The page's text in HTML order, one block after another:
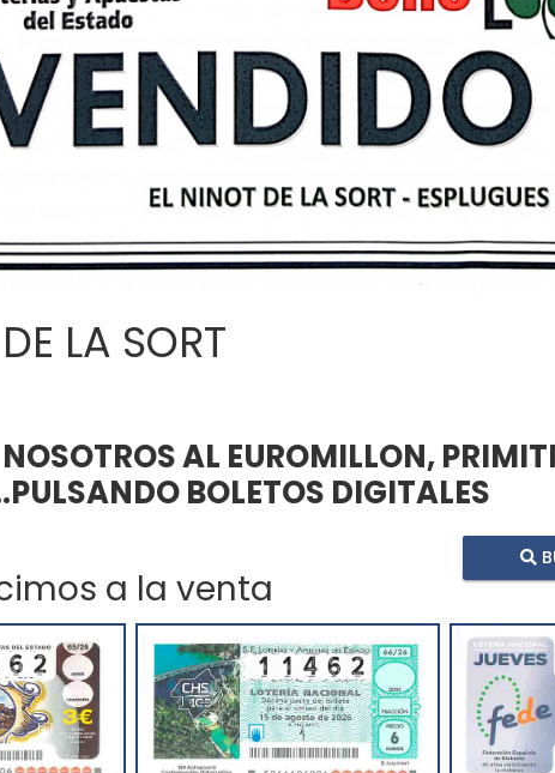
LA SORT
AL EUROMILLON,
BOLETOS DIGITALES
a la venta